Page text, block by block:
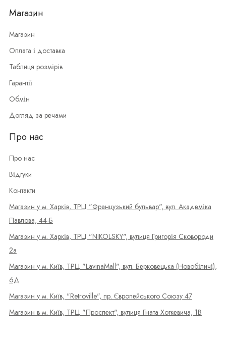
Магазин
Магазин
Оплата і доставка
Таблиця розмірів
Гарантії
Обмін
Догляд за речами
Про нас
Про нас
Відгуки
Контакти
Магазин у м. Харків, ТРЦ "Французький бульвар", вул. Академіка
Павлова, 44-Б
Магазин у м. Харків, ТРЦ "NIKOLSKY", вулиця Григорія Сковороди
2а
Магазин у м. Київ, ТРЦ "LavinaMall", вул. Берковецька (Новобіличі),
6Д
Магазин у м. Київ, "Retroville", пр. Європейського Союзу 47
Магазин в м. Київ, ТРЦ "Проспект", вулиця Гната Хоткевича, 1В